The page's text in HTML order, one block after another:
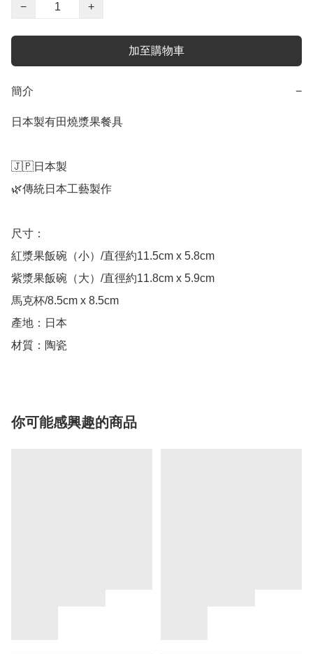
−
+
加至購物車
簡介 −
日本製有田燒漿果餐具
🇯🇵日本製
🌿傳統日本工藝製作
尺寸：
紅漿果飯碗（小）/直徑約11.5cm x 5.8cm
紫漿果飯碗（大）/直徑約11.8cm x 5.9cm
馬克杯/8.5cm x 8.5cm
產地：日本
你可能感興趣的商品